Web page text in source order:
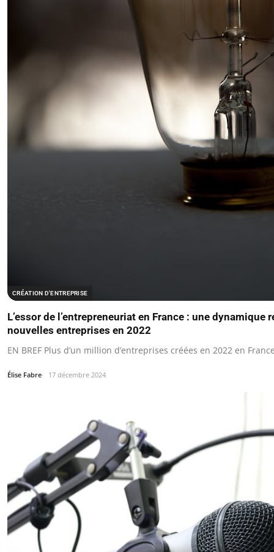
CRÉATION D'ENTREPRISE
L’essor de l’entrepreneuriat en France : une
nouvelles entreprises en 2022
EN BREF Plus d’un million d’entreprises créées en 2022 en
Élise Fabre 17 décembre 2024